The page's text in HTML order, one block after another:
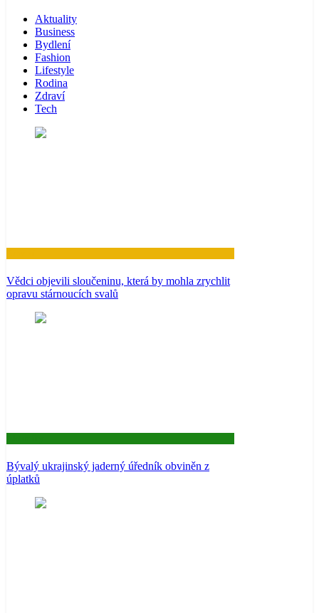
Aktuality
Business
Bydlení
Fashion
Lifestyle
Rodina
Zdraví
Tech
Vědci objevili sloučeninu, která by mohla zrychlit
opravu stárnoucích svalů
Bývalý ukrajinský jaderný úředník obviněn z
úplatků